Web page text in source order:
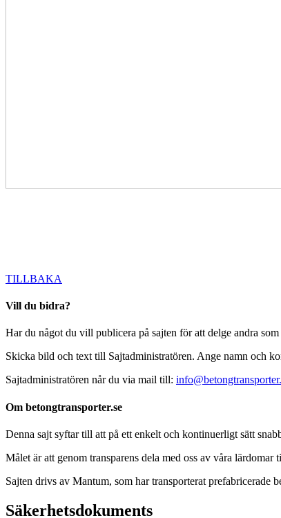
TILLBAKA
Vill du bidra?
Har du något du vill publicera på sajten för att delge andra
Skicka bild och text till Sajtadministratören. Ange namn och
Sajtadministratören når du via mail till:
Om betongtransporter.se
Denna sajt syftar till att på ett enkelt och kontinuerligt sätt
Målet är att genom transparens dela med oss av våra
Sajten drivs av Mantum, som har transporterat
Säkerhetsdokuments